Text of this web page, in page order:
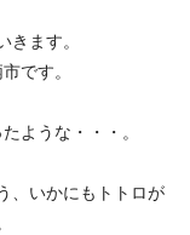
きます。
です。
ような・・・。
、いかにもトトロが